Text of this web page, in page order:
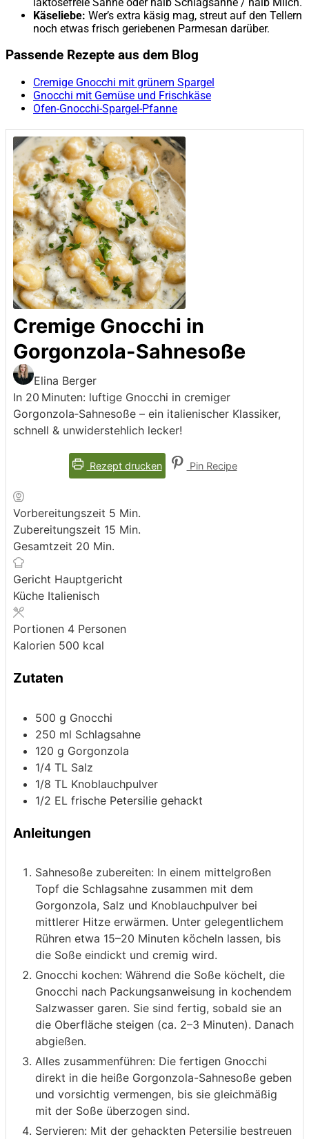
Käseliebe: Wer’s extra käsig mag, streut auf den Tellern
noch etwas frisch geriebenen Parmesan darüber.
Passende Rezepte aus dem Blog
Cremige Gnocchi mit grünem Spargel
Gnocchi mit Gemüse und Frischkäse
Ofen-Gnocchi-Spargel-Pfanne
Cremige Gnocchi in
Gorgonzola-Sahnesoße
Elina Berger
In 20 Minuten: luftige Gnocchi in cremiger
Gorgonzola‑Sahnesoße – ein italienischer Klassiker,
schnell & unwiderstehlich lecker!
Rezept drucken Pin Recipe
Vorbereitungszeit 5 Minuten
Min.
Zubereitungszeit 15 Minuten
Min.
Gesamtzeit 20 Minuten
Min.
Gericht Hauptgericht
Küche Italienisch
Portionen 4 Personen
Kalorien 500 kcal
Zutaten
500 g Gnocchi
250 ml Schlagsahne
120 g Gorgonzola
1/4 TL Salz
1/8 TL Knoblauchpulver
1/2 EL frische Petersilie gehackt
Anleitungen
Sahnesoße zubereiten: In einem mittelgroßen
Topf die Schlagsahne zusammen mit dem
Gorgonzola, Salz und Knoblauchpulver bei
mittlerer Hitze erwärmen. Unter gelegentlichem
Rühren etwa 15–20 Minuten köcheln lassen, bis
die Soße eindickt und cremig wird.
Gnocchi kochen: Während die Soße köchelt, die
Gnocchi nach Packungsanweisung in kochendem
Salzwasser garen. Sie sind fertig, sobald sie an
die Oberfläche steigen (ca. 2–3 Minuten). Danach
abgießen.
Alles zusammenführen: Die fertigen Gnocchi
direkt in die heiße Gorgonzola-Sahnesoße geben
und vorsichtig vermengen, bis sie gleichmäßig
mit der Soße überzogen sind.
Servieren: Mit der gehackten Petersilie bestreuen